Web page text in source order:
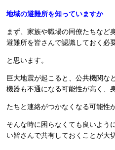
地域の避難所を知っていますか
まず、家族や職場の同僚たちなど
避難所を皆さんで認識しておく必
と思います。
巨大地震が起こると、公共機関な
機器も不通になる可能性が高く、
たちと連絡がつかなくなる可能性
そんな時に困らなくても良いよう
い皆さんで共有しておくことが大